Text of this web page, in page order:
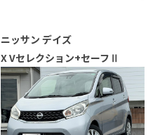
ニッサン デイズ
X Vセレクション+セーフⅡ